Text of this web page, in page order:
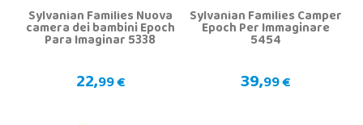
Sylvanian Families Nuova
camera dei bambini Epoch
Para Imaginar 5338
22,99 €
Sylvanian Families Camper
Epoch Per Immaginare
5454
39,99 €